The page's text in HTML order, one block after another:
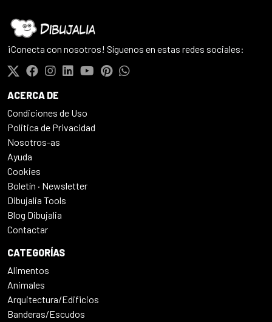
¡Conecta con nosotros! Síguenos en estas redes sociales:
ACERCA DE
Condiciones de Uso
Politica de Privacidad
Nosotros-as
Ayuda
Cookies
Boletín · Newsletter
Dibujalia Tools
Blog Dibujalia
Contactar
CATEGORÍAS
Alimentos
Animales
Arquitectura/Edificios
Banderas/Escudos